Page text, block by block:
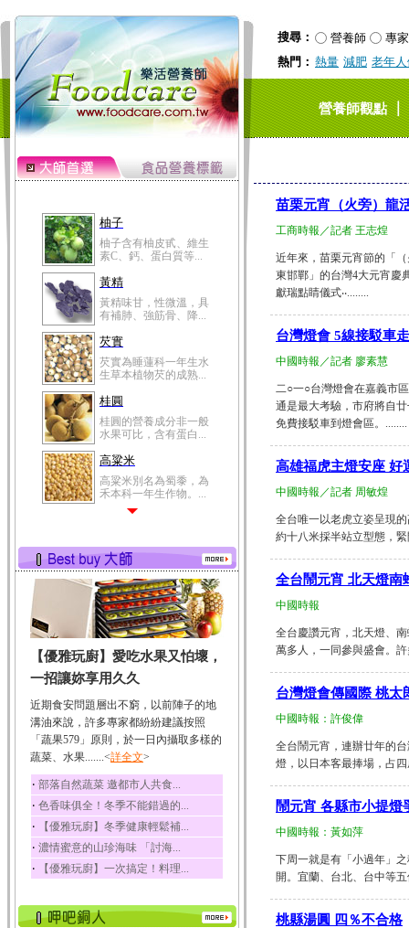
搜尋： 營養師
專家
熱門： 熱量 減肥 老年
營養師觀點｜
柚子
柚子含有柚皮甙、維生
素C、鈣、蛋白質等...
黃精
黃精味甘，性微溫，具
有補肺、強筋骨、降...
芡實
芡實為睡蓮科一年生水
生草本植物芡的成熟...
桂圓
桂圓的營養成分非一般
水果可比，含有蛋白...
高粱米
高粱米別名為蜀黍，為
禾本科一年生作物。...
有蛋白質、脂肪、磷...
鮪魚
鮪魚肚肉中的不飽和脂
肪酸內富含EPA和DH...
韭菜
韭菜所含的膳食纖維能
幫助消化與通便；揮...
冬瓜
冬瓜營養價值高，鈉含
量極低是水腫病人的...
豆豉
豆豉裡頭含有營養的蛋
白質、脂肪、鈣、磷...
榛果
榛果裡所含的營養素有
蛋白質、脂肪、醣類...
迷迭香
酸、迷迭香酸、植物...
【優雅玩廚】愛吃水果又怕壞，
一招讓妳享用久久
近期食安問題層出不窮，以前陣子的地
溝油來說，許多專家都紛紛建議按照
「蔬果579」原則，於一日內攝取多樣的
蔬菜、水果.......<詳全文>
‧ 部落自然蔬菜 邀都市人共食...
‧ 色香味俱全！冬季不能錯過的...
‧ 【優雅玩廚】冬季健康輕鬆補...
‧ 濃情蜜意的山珍海味 「討海...
‧ 【優雅玩廚】一次搞定！料理...
苗栗元宵（火旁）龍
工商時報／記者 王志煌
近年來，苗栗元宵節的「
東邯鄲」的台灣4大元宵慶
獻瑞點睛儀式‧‧........
台灣燈會 5線接駁車
中國時報／記者 廖素慧
二○一○台灣燈會在嘉義市
通是最大考驗，市府將自
免費接駁車到燈會區。........
高雄福虎主燈安座 好
中國時報／記者 周敏煌
全台唯一以老虎立姿呈現
約十八米採半站立型態，
全台鬧元宵 北天燈南
中國時報
全台慶讚元宵，北天燈、
萬多人，一同參與盛會。
台灣燈會傳國際 桃太
中國時報：許俊偉
全台鬧元宵，連辦廿年的
燈，以日本客最捧場，占
鬧元宵 各縣市小提燈
中國時報：黃如萍
下周一就是有「小過年」
開。宜蘭、台北、台中等
桃縣湯圓 四％不合格